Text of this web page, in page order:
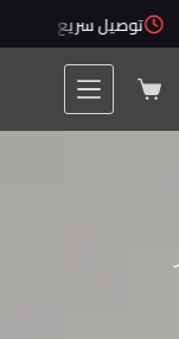
توصيل سريع خلال 1 - 5 أيام
عربة